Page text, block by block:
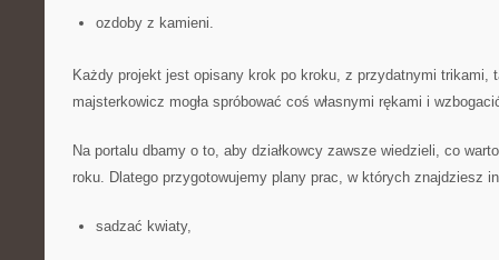
ozdoby z kamieni.
Każdy projekt jest opisany krok po kroku, z przydatnymi trikami,
majsterkowicz mogła spróbować coś własnymi rękami i
Na portalu dbamy o to, aby działkowcy zawsze wiedzieli, co
roku. Dlatego przygotowujemy plany prac, w których znajdziesz
sadzać kwiaty,